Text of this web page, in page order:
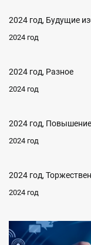
2024 год, Будущие
2024 год
2024 год, Разное
2024 год
2024 год,
2024 год
2024 год,
2024 год